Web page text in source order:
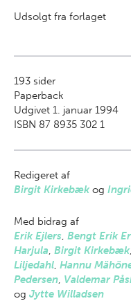
Udsolgt fra forlaget
193 sider
Paperback
Udgivet 1. januar 1994
ISBN 87 8935 302 1
Redigeret af
Birgit Kirkebækog
Med bidrag af
Erik Ejlers, Bengt Erik
Harjula, Birgit Kirkebæk,
Liljedahl, Hannu
Pedersen, Valdemar
og Jytte Willadsen